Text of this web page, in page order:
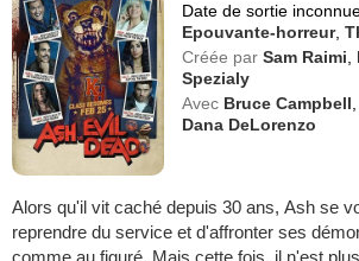
Date de sortie
Epouvante-horreur,
Créée par Sam Raimi,
Spezialy
Avec Bruce Campbell,
Dana DeLorenzo
Alors qu'il vit caché depuis 30 ans, Ash se
reprendre du service et d'affronter ses